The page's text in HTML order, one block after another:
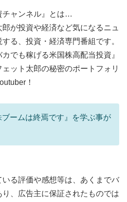
チャンネル』とは…
が投資や経済など気になるニュ
る、投資・経済専門番組です。
でも稼げる米国株高配当投資』
ット太郎の秘密のポートフォリ
！
ームは終焉です』を学ぶ事が
いる評価や感想等は、あくまでバ
、広告主に保証されたものでは